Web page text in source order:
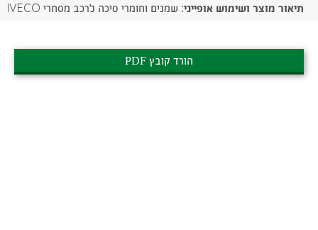
תיאור מוצר ושימוש אופייני: שמנים וחומרי סיכה לרכב מסחרי IVECO
הורד קובץ PDF